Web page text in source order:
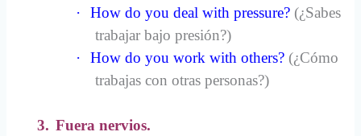
·
How do you deal with pressure? (¿Sabes
trabajar bajo presión?)
·
How do you work with others? (¿Cómo
trabajas con otras personas?)
3. Fuera nervios.